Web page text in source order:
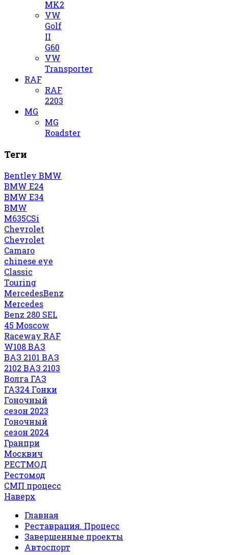
MK2
VW
Golf
II
G60
VW
Transporter
RAF
RAF
2203
MG
MG
Roadster
Теги
Bentley BMW
BMW E24
BMW E34
BMW
M635CSi
Chevrolet
Chevrolet
Camaro
chinese eye
Classic
Touring
MercedesBenz
Mercedes
Benz 280 SEL
45 Moscow
Raceway RAF
W108ВАЗ
ВАЗ 2101 ВАЗ
2102 ВАЗ 2103
Волга ГАЗ
ГАЗ24 Гонки
Гоночный
сезон 2023
Гоночный
сезон 2024
Гранпри
Москвич
РЕСТМОД
Рестомод
СМП процесс
Наверх
Главная
Реставрация. Процесс
Завершенные проекты
Автоспорт